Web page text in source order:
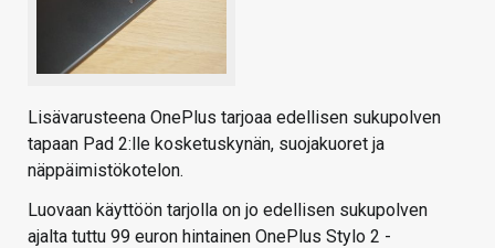
Lisävarusteena OnePlus tarjoaa edellisen sukupolven
tapaan Pad 2:lle kosketuskynän, suojakuoret ja
näppäimistökotelon.
Luovaan käyttöön tarjolla on jo edellisen sukupolven
ajalta tuttu 99 euron hintainen OnePlus Stylo 2 -